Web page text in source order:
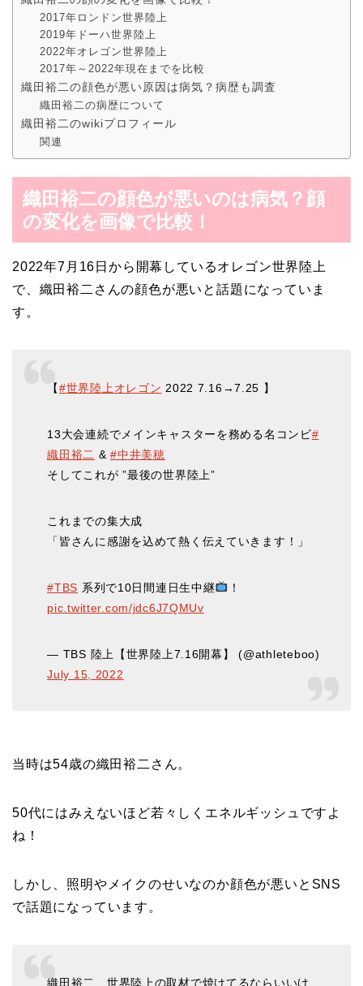
2017年ロンドン世界陸上
2019年ドーハ世界陸上
2022年オレゴン世界陸上
2017年～2022年現在までを比較
織田裕二の顔色が悪い原因は病気？病歴も調査
織田裕二の病歴について
織田裕二のwikiプロフィール
関連
織田裕二の顔色が悪いのは病気？顔
の変化を画像で比較！
2022年7月16日から開幕しているオレゴン世界陸上
で、織田裕二さんの顔色が悪いと話題になっていま
す。
【#世界陸上オレゴン 2022 7.16→7.25 】
13大会連続でメインキャスターを務める名コンビ#
織田裕二 &#中井美穂
そしてこれが ”最後の世界陸上”
これまでの集大成
「皆さんに感謝を込めて熱く伝えていきます！」
#TBS 系列で10日間連日生中継
！
pic.twitter.com/jdc6J7QMUv
— TBS 陸上【世界陸上7.16開幕】 (@athleteboo)
July 15, 2022
当時は54歳の織田裕二さん。
50代にはみえないほど若々しくエネルギッシュですよ
ね！
しかし、照明やメイクのせいなのか顔色が悪いとSNS
で話題になっています。
織田裕二、世界陸上の取材で焼けてるならいいけ